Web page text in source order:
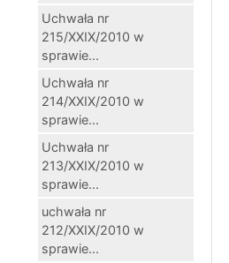
Uchwała nr
215/XXIX/2010 w
sprawie...
Uchwała nr
214/XXIX/2010 w
sprawie...
Uchwała nr
213/XXIX/2010 w
sprawie...
uchwała nr
212/XXIX/2010 w
sprawie...